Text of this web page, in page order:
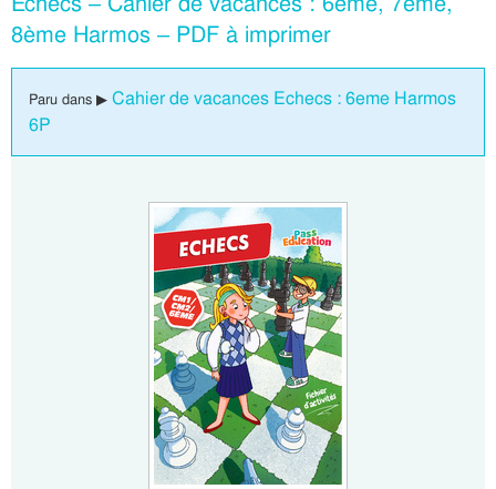
8ème Harmos – PDF à imprimer
Paru dans ▶ Cahier de vacances Echecs : 6eme Harmos
6P